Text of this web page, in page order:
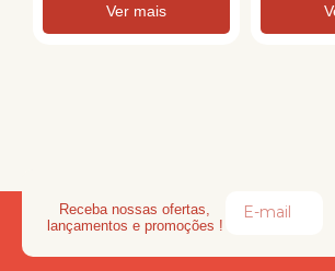
Ver mais
Receba nossas ofertas,
lançamentos e promoções !